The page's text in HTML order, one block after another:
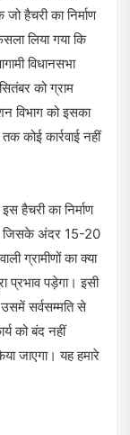
हैचरी का निर्माण
लिया गया कि
विधानसभा
को ग्राम
विभाग को इसका
कोई कार्रवाई नहीं
हैचरी का निर्माण
जिसके अंदर 15-20
ग्रामीणों का क्या
प्रभाव पड़ेगा। इसी
सर्वसम्मति से
को बंद नहीं
जाएगा। यह हमारे